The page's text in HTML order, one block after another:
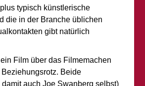
typisch künstlerische
die in der Branche üblichen
gibt natürlich
ein Film über das Filmemachen
Beide
auch Joe Swanberg selbst)